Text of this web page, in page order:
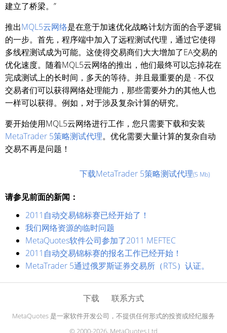
建立了桥梁。”
推出MQL5云网络是在意于加速优化战略计划方面的合乎逻辑
的一步。首先，程序端中加入了远程测试代理，通过它使得
多线程测试成为可能。这使得交易商们大大增加了EA交易的
优化速度。随着MQL5云网络的推出，他们最终可以忘掉花在
完成测试上的长时间，多天的等待。并且最重要的是 - 不仅
交易者们可以获得网络处理能力，那些需要外力的其他人也
一样可以获得。例如，对于涉及复杂计算的研究。
要开始使用MQL5云网络进行工作，您只需要下载和安装
MetaTrader 5策略测试代理。优化需要大量计算的复杂自动
交易不再是问题！
下载MetaTrader 5策略测试代理(5 Mb)
请参见前面的新闻：
2011自动交易锦标赛已经开始了！
我们网络资源的临时问题
MetaQuotes软件公司参加了2011 MEFTEC
2011自动交易锦标赛的报名工作已经开始！
MetaTrader 5通过俄罗斯证券交易所（RTS）认证。
下载 联系方式
MetaQuotes 是一家软件开发公司，不提供任何形式的投资或经纪服务